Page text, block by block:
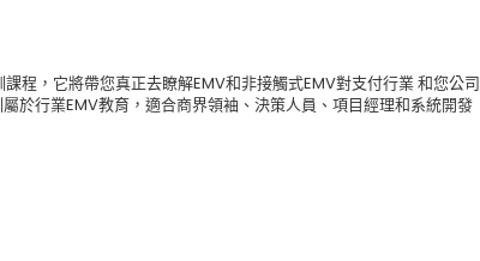
程，它將帶您真正去瞭解EMV和非接觸式EMV對支付行業 和您公司
於行業EMV教育，適合商界領袖、決策人員、項目經理和系統開發